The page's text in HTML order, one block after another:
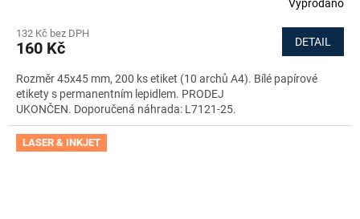
Vyprodáno
132 Kč bez DPH
160 Kč DETAIL
Rozměr 45x45 mm, 200 ks etiket (10 archů A4). Bílé papírové
etikety s permanentním lepidlem. PRODEJ
UKONČEN. Doporučená náhrada: L7121-25.
LASER & INKJET